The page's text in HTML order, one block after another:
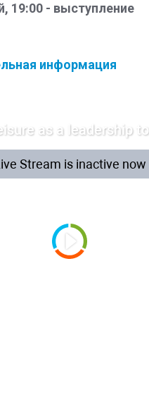
19:00 - выступление
информация